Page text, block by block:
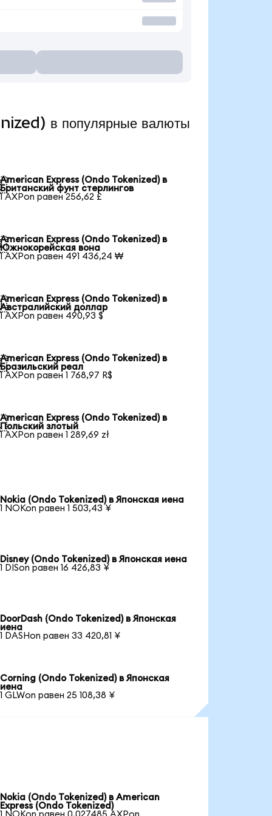
в популярные валюты
American Express (Ondo Tokenized) в
Британский фунт стерлингов
1 AXPon равен 256,62 £
American Express (Ondo Tokenized) в
Южнокорейская вона
1 AXPon равен 491 436,24 ₩
American Express (Ondo Tokenized) в
Австралийский доллар
1 AXPon равен 490,93 $
American Express (Ondo Tokenized) в
Бразильский реал
1 AXPon равен 1 768,97 R$
American Express (Ondo Tokenized) в
Польский злотый
1 AXPon равен 1 289,69 zł
Nokia (Ondo Tokenized) в Японская иена
1 NOKon равен 1 503,43 ¥
Disney (Ondo Tokenized) в Японская иена
1 DISon равен 16 426,83 ¥
DoorDash (Ondo Tokenized) в Японская
иена
1 DASHon равен 33 420,81 ¥
Corning (Ondo Tokenized) в Японская
иена
1 GLWon равен 25 108,38 ¥
Nokia (Ondo Tokenized) в American
Express (Ondo Tokenized)